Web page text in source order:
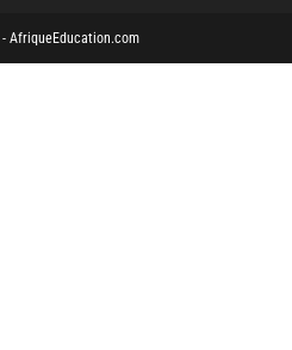
AfriqueEducation.com